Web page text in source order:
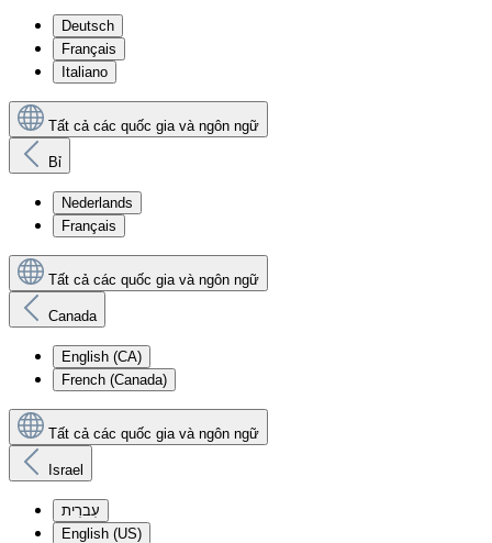
Deutsch
Français
Italiano
Tất cả các quốc gia và ngôn ngữ
Bỉ
Nederlands
Français
Tất cả các quốc gia và ngôn ngữ
Canada
English (CA)
French (Canada)
Tất cả các quốc gia và ngôn ngữ
Israel
עִברִית
English (US)